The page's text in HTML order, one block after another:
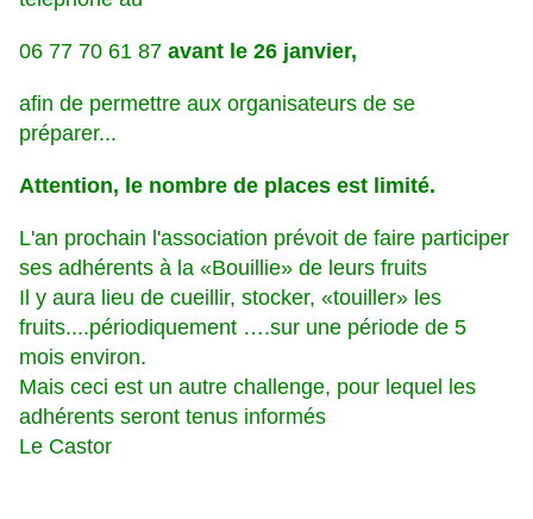
06 77 70 61 87 avant le 26 janvier,
afin de permettre aux organisateurs de se
préparer...
Attention, le nombre de places est limité.
L'an prochain l'association prévoit de faire participer
ses adhérents à la «Bouillie» de leurs fruits
Il y aura lieu de cueillir, stocker, «touiller» les
fruits....périodiquement ….sur une période de 5
mois environ.
Mais ceci est un autre challenge, pour lequel les
adhérents seront tenus informés
Le Castor